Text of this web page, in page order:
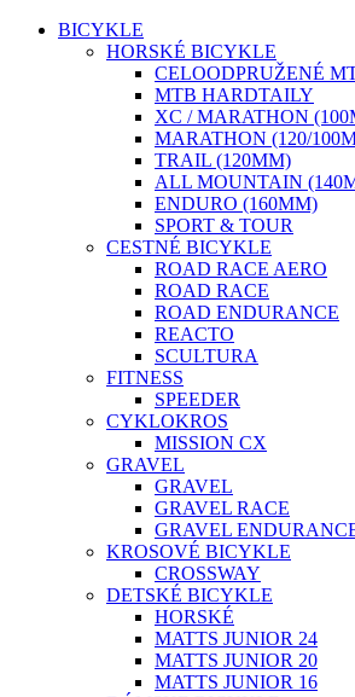
BICYKLE
HORSKÉ BICYKLE
CELOODPRUŽENÉ
MTB HARDTAILY
XC / MARATHON
MARATHON (120/
TRAIL (120MM)
ALL MOUNTAIN
ENDURO (160MM)
SPORT & TOUR
CESTNÉ BICYKLE
ROAD RACE AERO
ROAD RACE
ROAD ENDURANCE
REACTO
SCULTURA
FITNESS
SPEEDER
CYKLOKROS
MISSION CX
GRAVEL
GRAVEL
GRAVEL RACE
GRAVEL
KROSOVÉ BICYKLE
CROSSWAY
DETSKÉ BICYKLE
HORSKÉ
MATTS JUNIOR 24
MATTS JUNIOR 20
MATTS JUNIOR 16